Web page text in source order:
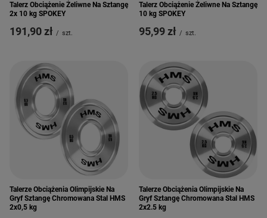
Talerz Obciążenie Żeliwne Na Sztangę
2x 10 kg SPOKEY
191,90 zł / szt.
Talerz Obciążenie Żeliwne Na Sztangę
10 kg SPOKEY
95,99 zł / szt.
Talerze Obciążenia Olimpijskie Na
Gryf Sztangę Chromowana Stal HMS
2x0,5 kg
Talerze Obciążenia Olimpijskie Na
Gryf Sztangę Chromowana Stal HMS
2x2.5 kg